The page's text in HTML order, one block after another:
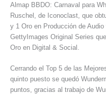
Almap BBDO: Carnaval para
Ruschel, de Iconoclast, que
y 1 Oro en Producción de
GettyImages Original Series
Oro en Digital & Social.
Cerrando el Top 5 de las
quinto puesto se quedó
puntos, gracias al trabajo de